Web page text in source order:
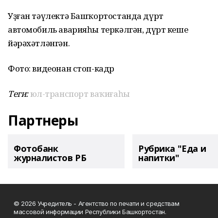
Уҙған тәүлектә Башҡортостанда дүрт
автомобиль аварияһы теркәлгән, дүрт кеше
йәрәхәтләнгән.
Фото: видеонан стоп-кадр
Теги:юл-транспорт ваҡиғаһы
Партнеры
Фотобанк
журналистов РБ
Рубрика "Еда и
напитки"
© 2026 Учредитель - Агентство по печати и средствам
массовой информации Республики Башкортостан.